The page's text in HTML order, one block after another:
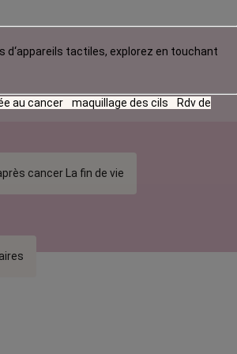
cancer La fin de vie
tactiles, explorez en touchant
au cancer maquillage des cils
Rdv de